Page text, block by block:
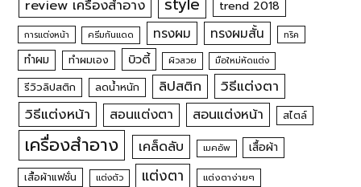
review เครื่องสำอาง trend 2018
การแต่งหน้า ครีมกันแดด ทรงผม ทรงผมสั้น ทริค
ทำผม ทำผมเอง บิวตี้ ผิวสวย มือใหม่หัดแต่ง
รีวิวลิปสติก ลดน้ำหนัก ลิปสติก
วิธีแต่งตา
วิธีแต่งหน้า
สอนแต่งตา สอนแต่งหน้า สไตล์
เครื่องสำอาง เคล็ดลับ เมคอัพ เสื้อผ้า
เสื้อผ้าแฟชั่น แต่งตัว แต่งตา แต่งตาง่ายๆ